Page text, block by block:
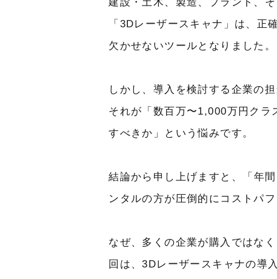
「3Dレーザースキャナ」は、正
欠かせないツールとなりました。
しかし、導入を検討する企業の
それが 「数百万〜1,000万円ク
すべきか」
という悩みです。
結論から申し上げますと、
「年
ンタルの方が圧倒的にコストパフ
なぜ、多くの企業が購入ではな
回は、3Dレーザースキャナの導